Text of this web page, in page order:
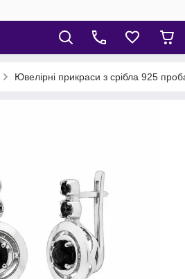
Ювелірні прикраси з срібла 925